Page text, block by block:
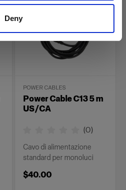
Deny
POWER CABLES
Power Cable C13 5 m
US/CA
(0)
Cavo di alimentazione
standard per monoluci
$40.00